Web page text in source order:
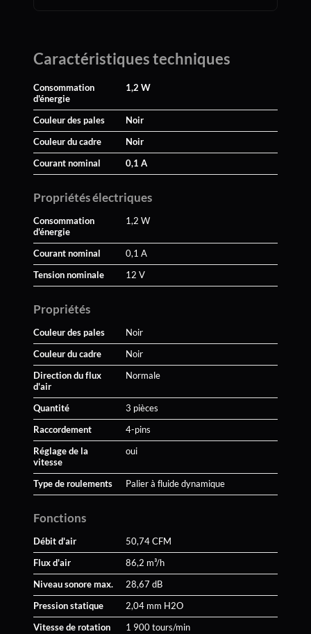
Caractéristiques techniques
Consommation
d'énergie
1,2 W
Couleur des pales Noir
Couleur du cadre Noir
Courant nominal 0,1 A
Propriétés électriques
Consommation
d'énergie
1,2 W
Courant nominal 0,1 A
Tension nominale 12 V
Propriétés
Couleur des pales Noir
Couleur du cadre Noir
Direction du flux
d'air
Normale
Quantité 3 pièces
Raccordement 4-pins
Réglage de la
vitesse
oui
Type de roulements Palier à fluide dynamique
Fonctions
Débit d'air 50,74 CFM
Flux d'air 86,2 m³/h
Niveau sonore max. 28,67 dB
Pression statique 2,04 mm H2O
Vitesse de rotation 1 900 tours/min